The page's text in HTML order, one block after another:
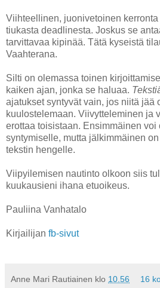
Viihteellinen, juonivetoinen
tiukasta deadlinesta. Joskus se
tarvittavaa kipinää. Tätä kyseistä
Vaahterana.
Silti on olemassa toinen
kaiken ajan, jonka se haluaa.
ajatukset syntyvät vain, jos niitä jää
kuulostelemaan. Viivytteleminen ja
erottaa toisistaan. Ensimmäinen voi
syntymiselle, mutta jälkimmäinen
tekstin hengelle.
Viipyilemisen nautinto olkoon siis
kuukausieni ihana etuoikeus.
Pauliina Vanhatalo
Kirjailijan fb-sivut
Anne Mari Rautiainen klo 10.56 16